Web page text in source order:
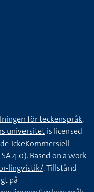
för teckenspråk,
universitetis licensed
IckeKommersiell-
4.0).Based on a work
lingvistik/. Tillstånd
på